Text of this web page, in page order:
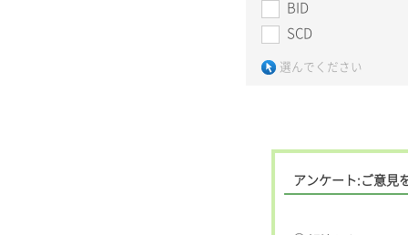
BID
SCD
選んでください
アンケート:ご意見